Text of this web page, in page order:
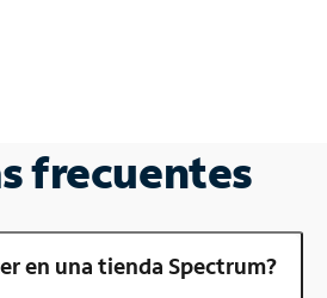
frecuentes
en una tienda Spectrum?